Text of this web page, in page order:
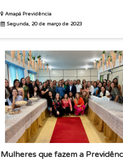
transparência. Mas...
Amapá Previdência
Segunda, 20 de março de 2023